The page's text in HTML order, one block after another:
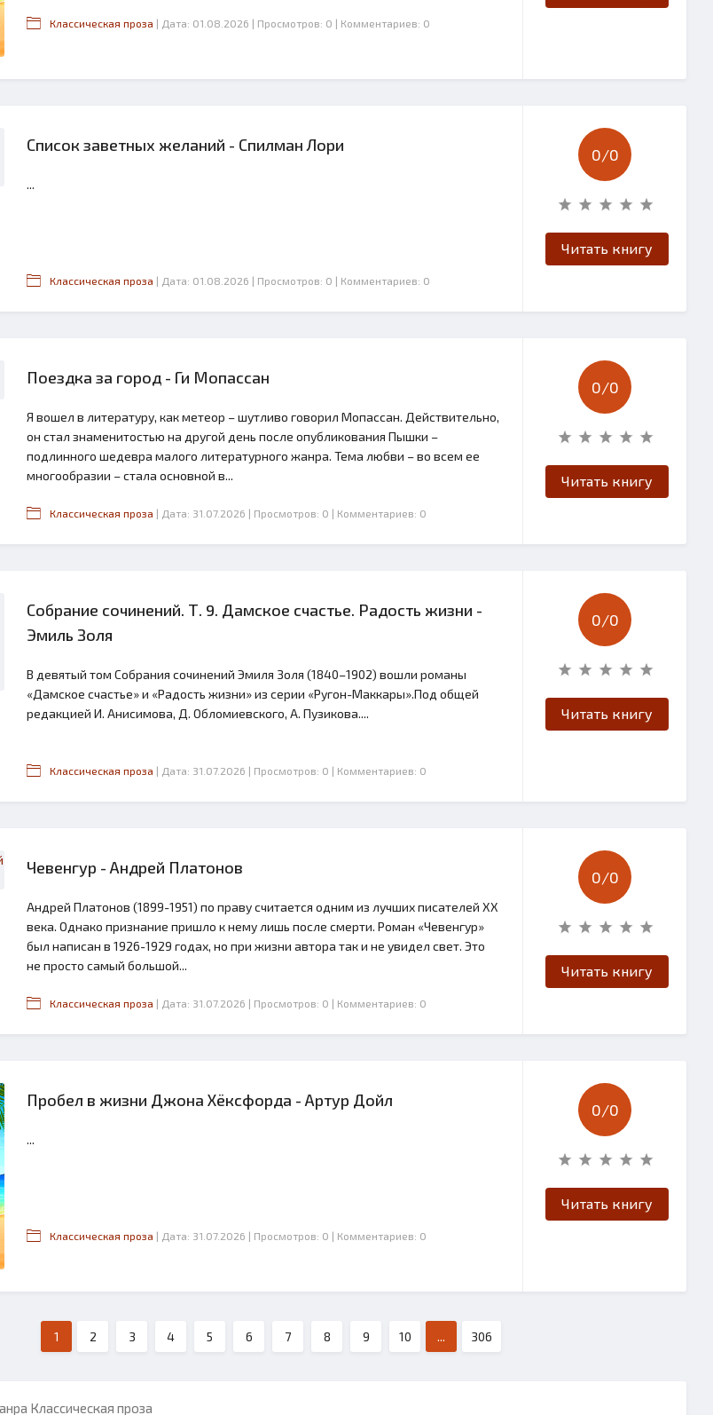
Классическая проза | Дата: 01.08.2026 | Просмотров: 0 | Комментариев: 0
Список заветных желаний - Спилман Лори
...
Классическая проза | Дата: 01.08.2026 | Просмотров: 0 | Комментариев: 0
0/0
Читать книгу
Поездка за город - Ги Мопассан
Я вошел в литературу, как метеор – шутливо говорил Мопассан. Действительно,
он стал знаменитостью на другой день после опубликования Пышки –
подлинного шедевра малого литературного жанра. Тема любви – во всем ее
многообразии – стала основной в...
Классическая проза | Дата: 31.07.2026 | Просмотров: 0 | Комментариев: 0
0/0
Читать книгу
Собрание сочинений. Т. 9. Дамское счастье. Радость жизни -
Эмиль Золя
В девятый том Собрания сочинений Эмиля Золя (1840–1902) вошли романы
«Дамское счастье» и «Радость жизни» из серии «Ругон-Маккары».Под общей
редакцией И. Анисимова, Д. Обломиевского, А. Пузикова....
Классическая проза | Дата: 31.07.2026 | Просмотров: 0 | Комментариев: 0
0/0
Читать книгу
Чевенгур - Андрей Платонов
Андрей Платонов (1899-1951) по праву считается одним из лучших писателей XX
века. Однако признание пришло к нему лишь после смерти. Роман «Чевенгур»
был написан в 1926-1929 годах, но при жизни автора так и не увидел свет. Это
не просто самый большой...
Классическая проза | Дата: 31.07.2026 | Просмотров: 0 | Комментариев: 0
0/0
Читать книгу
Пробел в жизни Джона Хёксфорда - Артур Дойл
...
Классическая проза | Дата: 31.07.2026 | Просмотров: 0 | Комментариев: 0
0/0
Читать книгу
1 2 3 4 5 6 7 8 9 10 ... 306
Классическая проза